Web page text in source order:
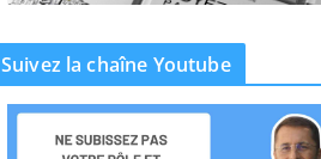
Suivez la chaîne Youtube